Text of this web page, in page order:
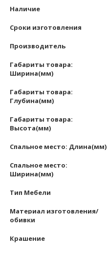
Наличие
Сроки изготовления
Производитель
Габариты товара:
Ширина(мм)
Габариты товара:
Глубина(мм)
Габариты товара:
Высота(мм)
Спальное место: Длина(мм)
Спальное место:
Ширина(мм)
Тип Мебели
Материал изготовления/
обивки
Крашение